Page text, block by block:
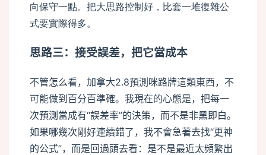
向保守一點。把大思路控制好，比套一堆復雜公
式要實際得多。
思路三：接受誤差，把它當成本
不管怎么看，加拿大2.8預測咪路牌這類東西，不
可能做到百分百準確。我現在的心態是，把每一
次預測當成有“誤差率”的決策，而不是非黑即白。
如果哪幾次剛好連續錯了，我不會急著去找“更神
的公式”，而是回過頭去看：是不是最近太頻繁出